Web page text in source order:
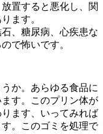
置すると悪化し、関
ます。
、糖尿病、心疾患な
で怖いです。
か。あらゆる食品に
す。このプリン体が
ます、いってみれば
。このゴミを処理で